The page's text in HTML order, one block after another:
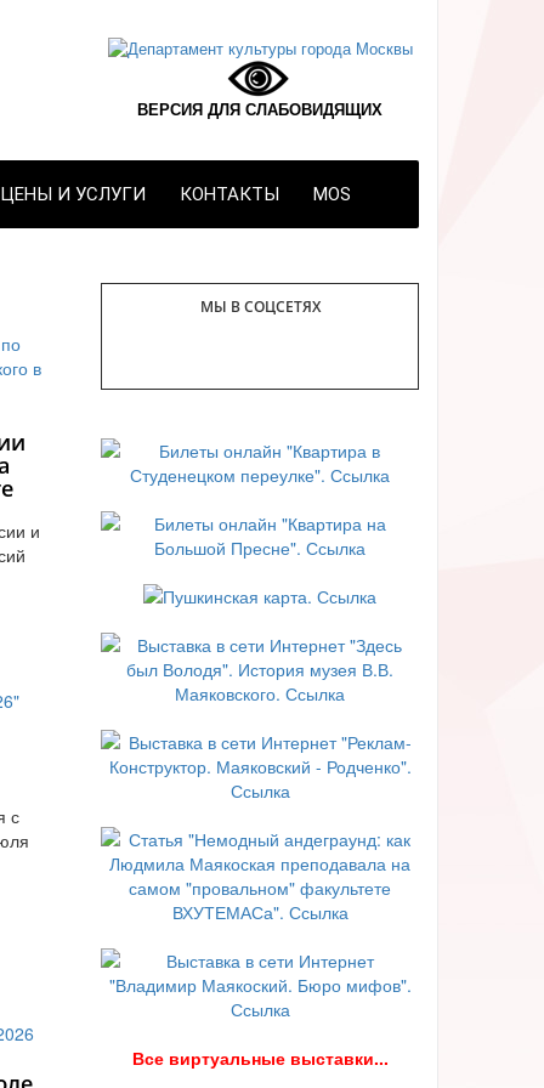
ВЕРСИЯ ДЛЯ СЛАБОВИДЯЩИХ
ЦЕНЫ И УСЛУГИ КОНТАКТЫ MOS
и
с
МЫ В СОЦСЕТЯХ
Все виртуальные выставки...